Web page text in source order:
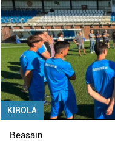
KIROLA
Beasain